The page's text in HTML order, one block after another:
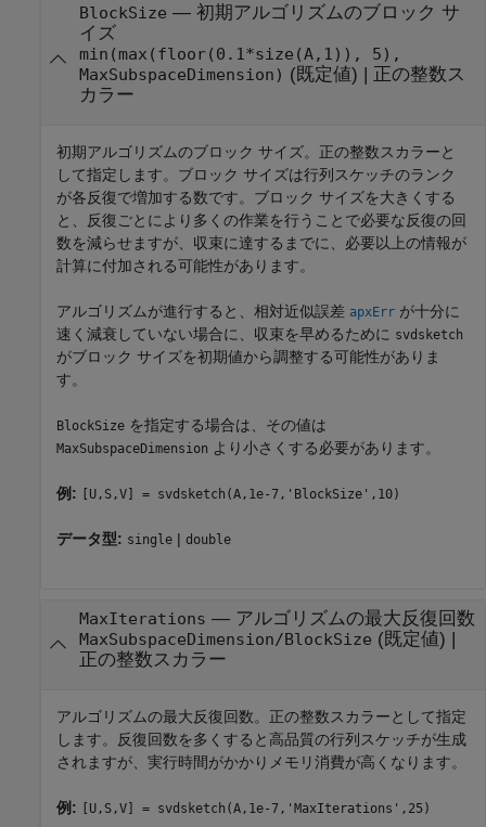
BlockSize — 初期アルゴリズムのブロック サ
イズ
min(max(floor(0.1*size(A,1)), 5),
MaxSubspaceDimension) (既定値) | 正の整数ス
カラー
初期アルゴリズムのブロック サイズ。正の整数スカラーと
して指定します。ブロック サイズは行列スケッチのランク
が各反復で増加する数です。ブロック サイズを大きくする
と、反復ごとにより多くの作業を行うことで必要な反復の回
数を減らせますが、収束に達するまでに、必要以上の情報が
計算に付加される可能性があります。
アルゴリズムが進行すると、相対近似誤差 apxErr が十分に
速く減衰していない場合に、収束を早めるために svdsketch
がブロック サイズを初期値から調整する可能性がありま
す。
BlockSize を指定する場合は、その値は
MaxSubspaceDimension より小さくする必要があります。
例: [U,S,V] = svdsketch(A,1e-7,'BlockSize',10)
データ型: single | double
MaxIterations — アルゴリズムの最大反復回数
MaxSubspaceDimension/BlockSize (既定値) |
正の整数スカラー
アルゴリズムの最大反復回数。正の整数スカラーとして指定
します。反復回数を多くすると高品質の行列スケッチが生成
されますが、実行時間がかかりメモリ消費が高くなります。
例: [U,S,V] = svdsketch(A,1e-7,'MaxIterations',25)